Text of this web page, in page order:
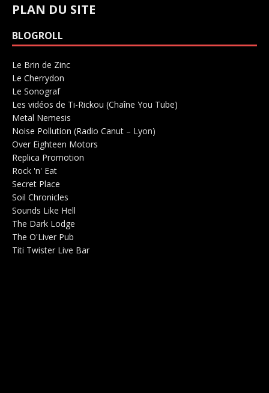
PLAN DU SITE
BLOGROLL
Le Brin de Zinc
Le Cherrydon
Le SonografSalle de concerts 0
Les vidéos de Ti-Rickou (Chaîne You Tube)
Metal Nemesis
Noise Pollution (Radio Canut – Lyon)
Over Eighteen Motors
Replica Promotion
Rock 'n' Eat
Secret Place
Soil Chronicles
Sounds Like Hell
The Dark Lodge
The O'Liver Pub
Titi Twister Live Bar